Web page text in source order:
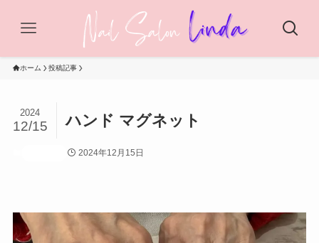
ホーム 投稿記事
ハンド マグネット
2024
12/15
2024年12月15日